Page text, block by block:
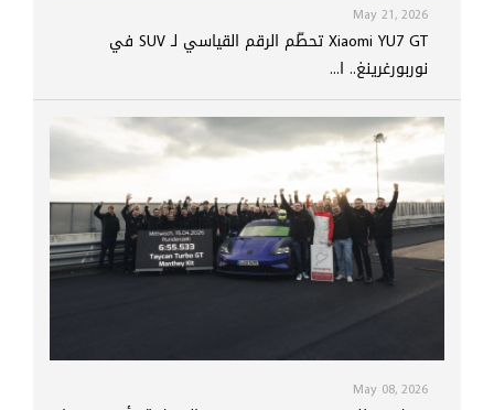
May 21, 2026
Xiaomi YU7 GT تحطّم الرقم القياسي لـ SUV في
نوربورغرينغ.. ا...
May 08, 2026